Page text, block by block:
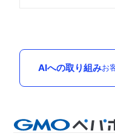
AIへの取り組みお